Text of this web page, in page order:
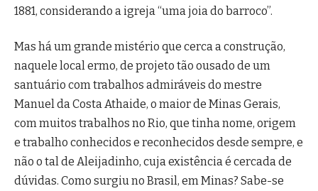
1881, considerando a igreja “uma joia do barroco”.
Mas há um grande mistério que cerca a construção,
naquele local ermo, de projeto tão ousado de um
santuário com trabalhos admiráveis do mestre
Manuel da Costa Athaide, o maior de Minas Gerais,
com muitos trabalhos no Rio, que tinha nome, origem
e trabalho conhecidos e reconhecidos desde sempre, e
não o tal de Aleijadinho, cuja existência é cercada de
dúvidas. Como surgiu no Brasil, em Minas? Sabe-se